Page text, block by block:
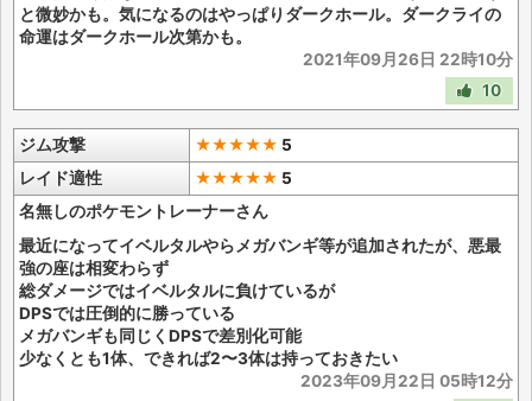
と微妙かも。気になるのはやっぱりダークホール。ダークライの
命運はダークホール次第かも。
2021年09月26日 22時10分
10
ジム攻撃 ★★★★★ 5
レイド適性
★★★★★ 5
名無しのポケモントレーナーさん
最近になってイベルタルやらメガバンギ等が追加されたが、悪最
強の座は相変わらず
総ダメージではイベルタルに負けているが
DPSでは圧倒的に勝っている
メガバンギも同じくDPSで差別化可能
少なくとも1体、できれば2〜3体は持っておきたい
2023年09月22日 05時12分